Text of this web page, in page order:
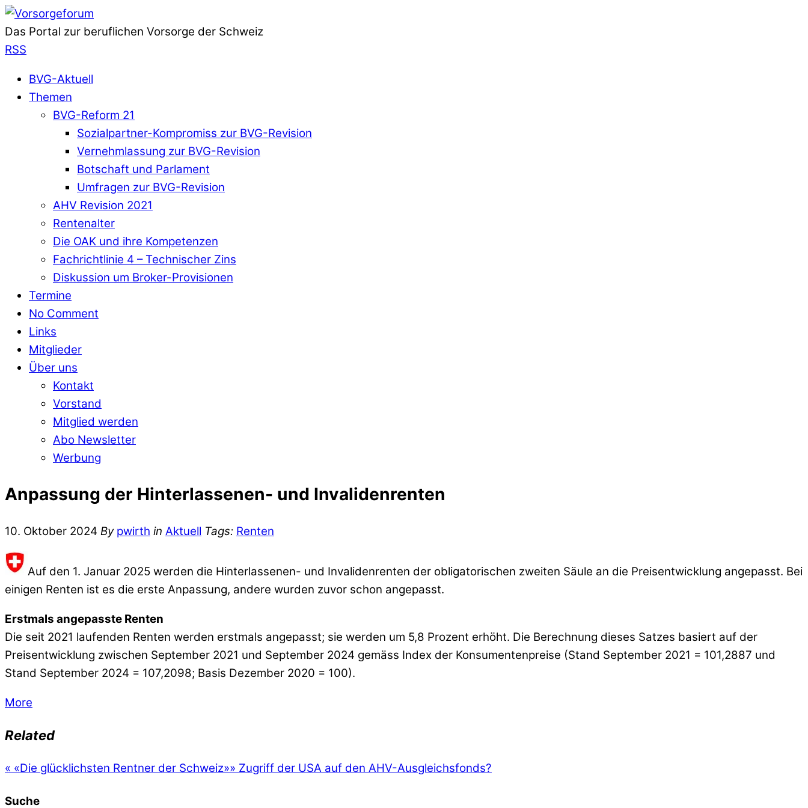
Das Portal zur beruflichen Vorsorge der Schweiz
RSS
BVG-Aktuell
Themen
BVG-Reform 21
Sozialpartner-Kompromiss zur BVG-Revision
Vernehmlassung zur BVG-Revision
Botschaft und Parlament
Umfragen zur BVG-Revision
AHV Revision 2021
Rentenalter
Die OAK und ihre Kompetenzen
Fachrichtlinie 4 – Technischer Zins
Diskussion um Broker-Provisionen
Termine
No Comment
Links
Mitglieder
Über uns
Kontakt
Vorstand
Mitglied werden
Abo Newsletter
Werbung
Anpassung der Hinterlassenen- und Invalidenrenten
10. Oktober 2024 By pwirth in Aktuell Tags: Renten
Auf den 1. Januar 2025 werden die Hinterlassenen- und Invalidenrenten der obligatorischen zweiten Säule an die Preisentwicklung angepasst. Bei
einigen Renten ist es die erste Anpassung, andere wurden zuvor schon angepasst.
Erstmals angepasste Renten
Die seit 2021 laufenden Renten werden erstmals angepasst; sie werden um 5,8 Prozent erhöht. Die Berechnung dieses Satzes basiert auf der
Preisentwicklung zwischen September 2021 und September 2024 gemäss Index der Konsumentenpreise (Stand September 2021 = 101,2887 und
Stand September 2024 = 107,2098; Basis Dezember 2020 = 100).
More
Related
« «Die glücklichsten Rentner der Schweiz»» Zugriff der USA auf den AHV-Ausgleichsfonds?
Suche